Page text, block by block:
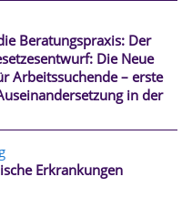
Beratungspraxis: Der
Die Neue
Arbeitssuchende – erste
in der
Erkrankungen